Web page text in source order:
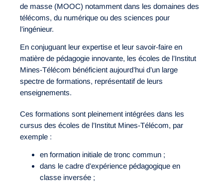
de masse (MOOC) notamment dans les domaines des
télécoms, du numérique ou des sciences pour
l’ingénieur.
En conjuguant leur expertise et leur savoir-faire en
matière de pédagogie innovante, les écoles de l’Institut
Mines-Télécom bénéficient aujourd’hui d’un large
spectre de formations, représentatif de leurs
enseignements.
Ces formations sont pleinement intégrées dans les
cursus des écoles de l’Institut Mines-Télécom, par
exemple :
en formation initiale de tronc commun ;
dans le cadre d’expérience pédagogique en
classe inversée ;